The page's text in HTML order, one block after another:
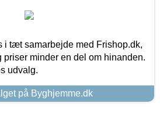
i tæt samarbejde med Frishop.dk,
priser minder en del om hinanden.
udvalg.
på Byghjemme.dk